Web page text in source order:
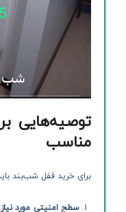
توصیه‌هایی
مناسب
برای خرید قفل شب‌بند
سطح امنیتی مورد نیاز: